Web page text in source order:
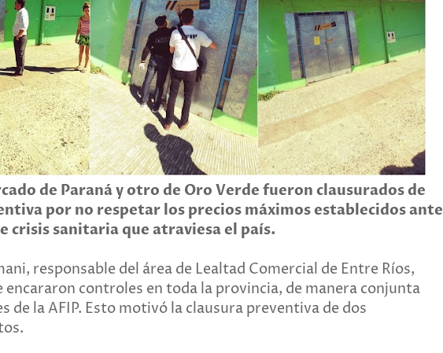
de Paraná y otro de Oro Verde fueron clausurados de
por no respetar los precios máximos establecidos ante
crisis sanitaria que atraviesa el país.
responsable del área de Lealtad Comercial de Entre Ríos,
encararon controles en toda la provincia, de manera conjunta
de la AFIP. Esto motivó la clausura preventiva de dos